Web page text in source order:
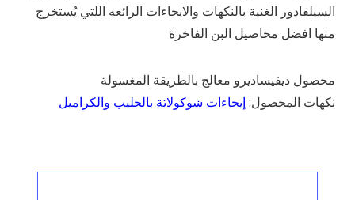
السيلفادور الغنية بالنكهات والايحاءات الرائعه اللتي يُستخرج
منها افضل محاصيل البن الفاخرة
محصول ديفيساديرو معالج بالطريقة المغسولة
نكهات المحصول:إيحاءات شوكولاتة بالحليب والكراميل